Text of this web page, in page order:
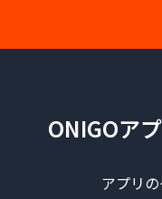
ONIGOア
アプリ